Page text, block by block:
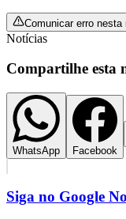
São Paulo
Comunicar erro nesta
Notícias
Compartilhe esta
WhatsApp Facebook
Siga no Google